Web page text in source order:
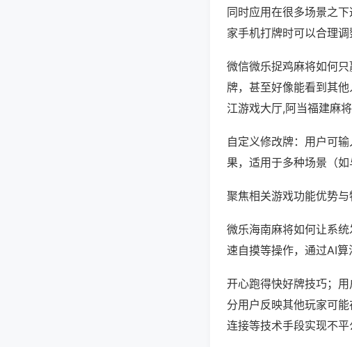
同时应用在很多场景之
家手机打牌时可以合理
微信微乐捉鸡麻将如何
牌，甚至好像能看到其
江游戏大厅,阿当福建麻
自定义修改牌：用户可
果，适用于多种场景（
聚焦相关游戏功能优势与
微乐海南麻将如何让系
速自摸等操作，通过AI算
开心跑得快好牌技巧；用
分用户反映其他玩家可
连接等技术手段实现不平